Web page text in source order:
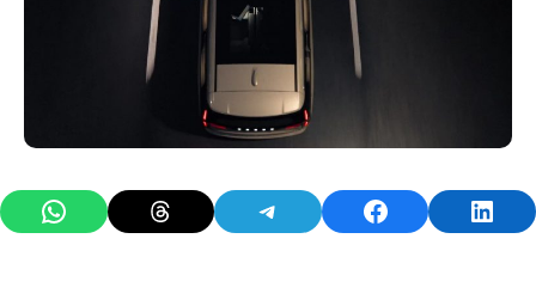
Share on WhatsAppShare on ThreadsShare on TelegramShare on Facebook